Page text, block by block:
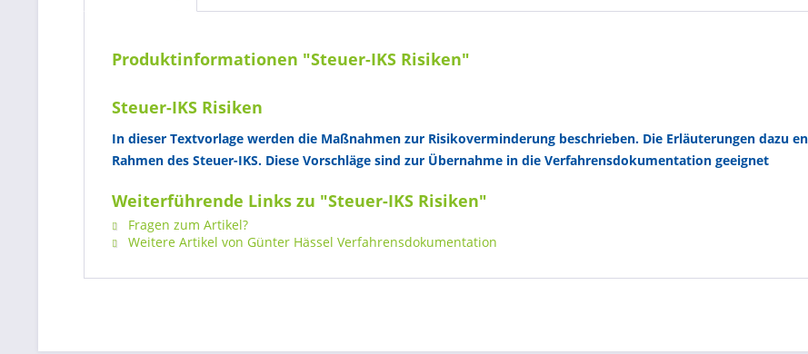
Produktinformationen "Steuer-IKS Risiken"
Steuer-IKS Risiken
In dieser Textvorlage werden die Maßnahmen zur Risikoverminderung beschrieben. Die Erläuterungen dazu
Rahmen des Steuer-IKS. Diese Vorschläge sind zur Übernahme in die Verfahrensdokumentation geeignet
Weiterführende Links zu "Steuer-IKS Risiken"
Fragen zum Artikel?
Weitere Artikel von Günter Hässel Verfahrensdokumentation